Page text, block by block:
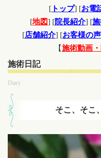
[ トップ] [お電
[地図] [院長紹介] [
[店舗紹介] [お客様の声
【施術動画
施術日記
Diary
そこ、そこ